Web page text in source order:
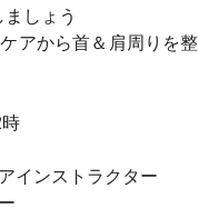
しょう
アから首＆肩周りを
時
ストラクター